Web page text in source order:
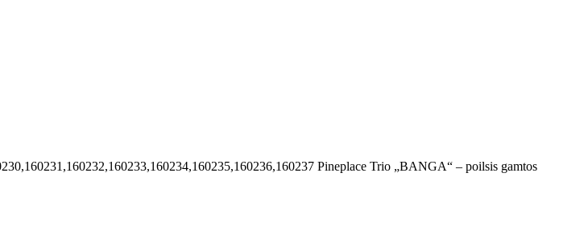
Pineplace Trio „BANGA“ – poilsis gamtos